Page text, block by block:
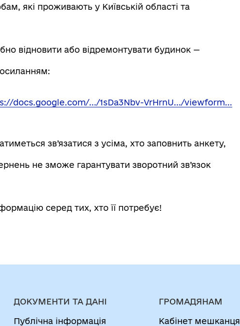
які проживають у Київській області та
відновити або відремонтувати будинок —
docs.google.com/.../1sDa3Nbv-VrHrnU.../viewform...
зв’язатися з усіма, хто заповнить анкету,
не зможе гарантувати зворотний зв’язок
серед тих, хто її потребує!
ДОКУМЕНТИ ТА ДАНІ
Публічна інформація
ГРОМАДЯНАМ
Кабінет мешканця